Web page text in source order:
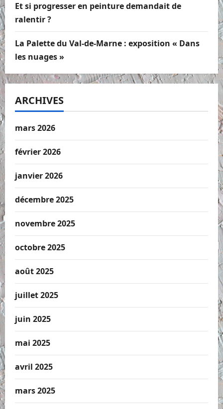
Et si progresser en peinture demandait de
ralentir ?
La Palette du Val-de-Marne : exposition « Dans
les nuages »
ARCHIVES
mars 2026
février 2026
janvier 2026
décembre 2025
novembre 2025
octobre 2025
août 2025
juillet 2025
juin 2025
mai 2025
avril 2025
mars 2025